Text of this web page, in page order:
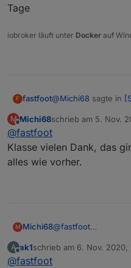
Tage
iobroker läuft unter Docker auf
F fastfoot@Michi68 sagte in
mal überarbeiten.
Der Fix ist im ersten
Tage
M
Offline
Michi68schrieb am 5. Nov.
zuletzt editiert von
@fastfoot
Klasse vielen Dank, das
alles wie vorher.
M Michi68@fastfoot
alles wie vorher.
A
Offline
ak1schrieb am 6. Nov. 2020,
zuletzt editiert von
@fastfoot